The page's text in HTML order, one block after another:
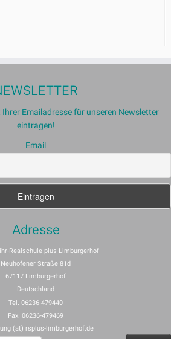
Ihrer Emailadresse für unseren Newsletter
eintragen!
Email
Adresse
Realschule plus Limburgerhof
Neuhofener Straße 81d
67117 Limburgerhof
Deutschland
Tel. 06236-479440
Fax. 06236-479469
(at) rsplus-limburgerhof.de